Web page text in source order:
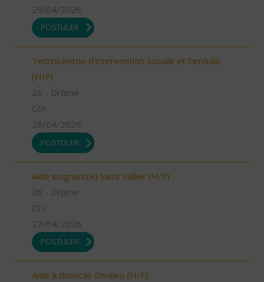
29/04/2026
POSTULER
Technicien.ne d'intervention sociale et familiale
(H/F)
26 - Drôme
CDI
28/04/2026
POSTULER
Aide soignant(e) Saint Vallier (H/F)
26 - Drôme
CDI
27/04/2026
POSTULER
Aide à domicile Divajeu (H/F)